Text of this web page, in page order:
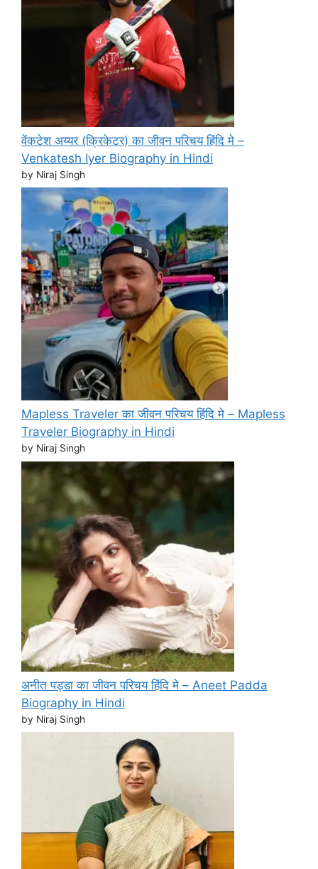
वेंकटेश अय्यर (क्रिकेटर) का जीवन परिचय हिंदि मे –
Venkatesh Iyer Biography in Hindi
by Niraj Singh
Mapless Traveler का जीवन परिचय हिंदि मे – Mapless
Traveler Biography in Hindi
by Niraj Singh
अनीत पड्डा का जीवन परिचय हिंदि मे – Aneet Padda
Biography in Hindi
by Niraj Singh